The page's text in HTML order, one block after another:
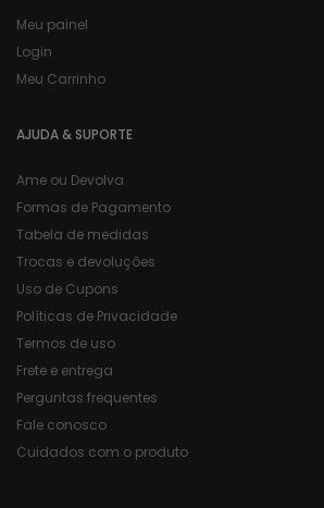
Meu painel
Login
Meu Carrinho
AJUDA & SUPORTE
Ame ou Devolva
Formas de Pagamento
Tabela de medidas
Trocas e devoluções
Uso de Cupons
Políticas de Privacidade
Termos de uso
Frete e entrega
Perguntas frequentes
Fale conosco
Cuidados com o produto